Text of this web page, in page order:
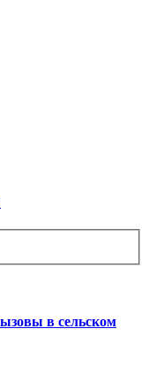
в сельском